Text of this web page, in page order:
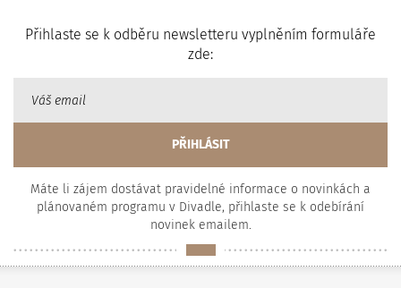
Přihlaste se k odběru newsletteru vyplněním formuláře
zde:
Máte li zájem dostávat pravidelné informace o novinkách a
plánovaném programu v Divadle, přihlaste se k odebírání
novinek emailem.